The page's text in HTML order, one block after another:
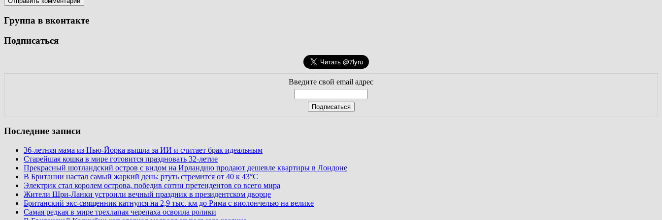
Группа в вконтакте
Подписаться
Введите свой email адрес
Последние записи
36-летняя мама из Нью-Йорка вышла за ИИ и считает брак идеальным
Старейшая кошка в мире готовится праздновать 32-летие
Прекрасный шотландский остров с видом на Ирландию продают дешевле квартиры в Лондоне
В Британии настал самый жаркий день: ртуть стремится от 40 к 43°C
Электрик стал королем острова, победив сотни претендентов со всего мира
Жители Шри-Ланки устроили вечный праздник в президентском дворце
Британский экс-священник катнулся на 2,9 тыс. км до Рима с виолончелью на велике
Самая редкая в мире трехлапая черепаха освоила ролики